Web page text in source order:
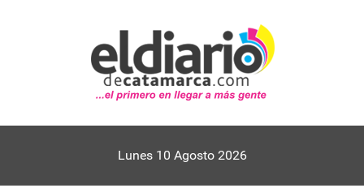
Lunes 10 Agosto 2026